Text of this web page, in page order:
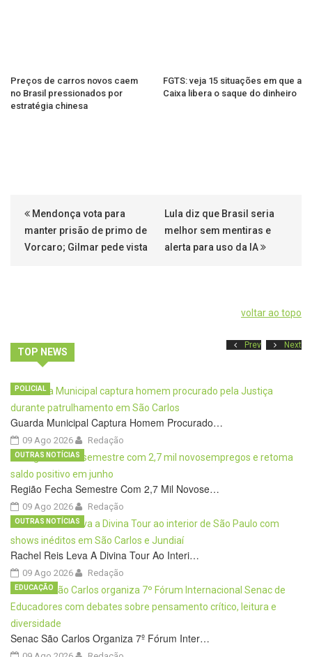
Preços de carros novos caem
no Brasil pressionados por
estratégia chinesa
FGTS: veja 15 situações em que a
Caixa libera o saque do dinheiro
Mendonça vota para
manter prisão de primo de
Vorcaro; Gilmar pede vista
Lula diz que Brasil seria
melhor sem mentiras e
alerta para uso da IA
voltar ao topo
TOP NEWS
Prev Next
Guarda Municipal Captura Homem Procurado…
09 Ago 2026
POLICIAL
Redação
Região Fecha Semestre Com 2,7 Mil Novose…
09 Ago 2026
OUTRAS NOTÍCIAS
Redação
Rachel Reis Leva A Divina Tour Ao Interi…
09 Ago 2026
OUTRAS NOTÍCIAS
Redação
Senac São Carlos Organiza 7º Fórum Inter…
EDUCAÇÃO